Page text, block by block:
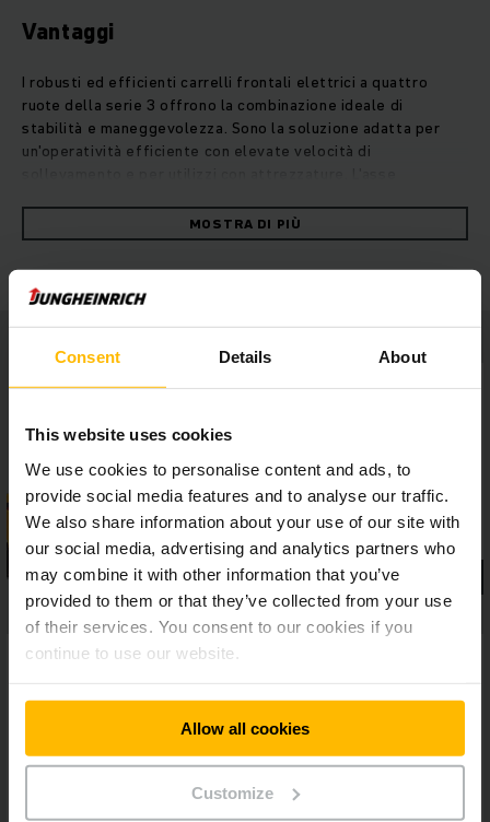
Consent Details About
This website uses cookies
We use cookies to personalise content and ads, to
provide social media features and to analyse our traffic.
We also share information about your use of our site with
our social media, advertising and analytics partners who
may combine it with other information that you’ve
provided to them or that they’ve collected from your use
of their services. You consent to our cookies if you
continue to use our website.
Allow all cookies
Customize
Vantaggi
I robusti ed efficienti carrelli frontali elettrici a quattro
ruote della serie 3 offrono la combinazione ideale di
stabilità e maneggevolezza. Sono la soluzione adatta per
un'operatività efficiente con elevate velocità di
del peso ottimale, raggiungendo il massimo della stabilità e
della sicurezza di guida, anche su pavimentazioni irregolari.
L'impianto idraulico ad alte prestazioni e le batterie agli ioni
di litio esenti da manutenzione,che permettono ricariche
intermedie rapide in ogni momento, garantiscono al carrello
la massima potenza per performance ai massimi livelli. Il
montante compatto permette all'operatore un'eccellente
visuale sul carico, il piantone dello sterzo compatto
display a colori ad alta risoluzione un lavoro senza sforzo e
MOSTRA DI PIÙ